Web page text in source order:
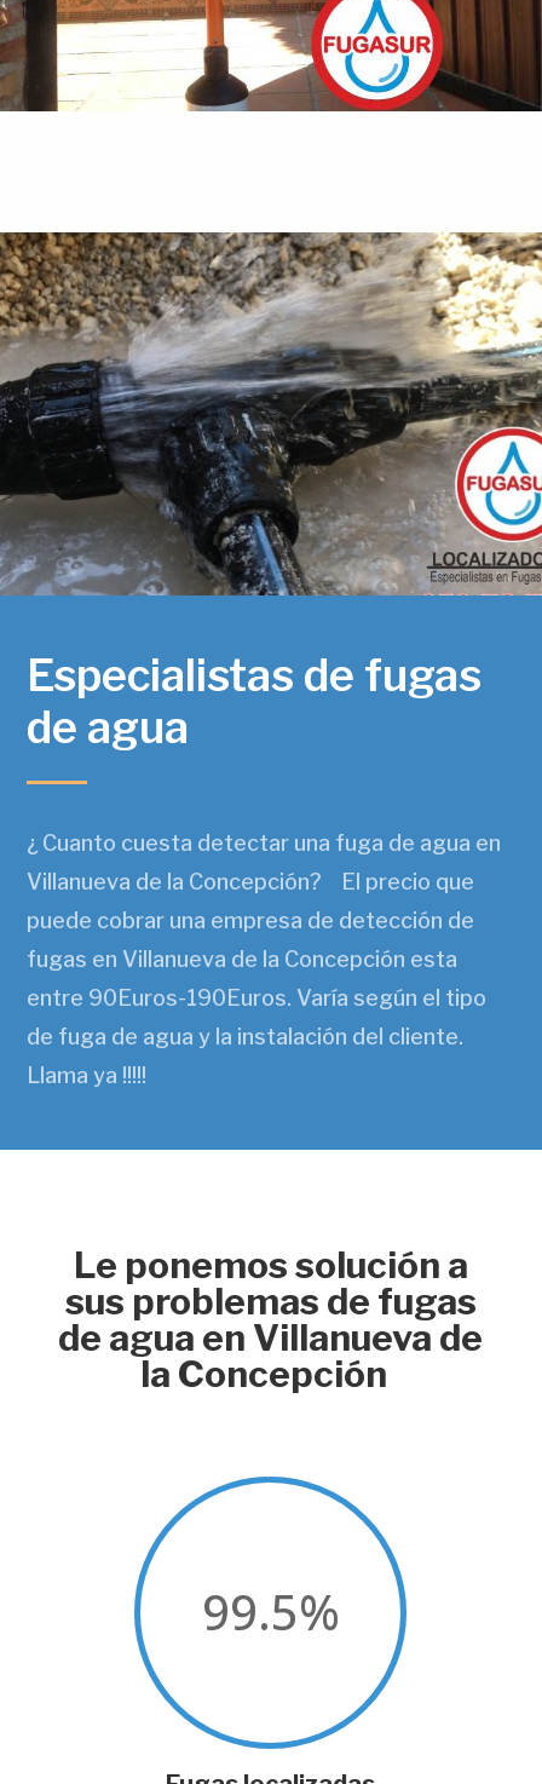
Especialistas de fugas
de agua
¿ Cuanto cuesta detectar una fuga de agua en
Villanueva de la Concepción? El precio que
puede cobrar una empresa de detección de
fugas en Villanueva de la Concepción esta
entre 90Euros-190Euros. Varía según el tipo
de fuga de agua y la instalación del cliente.
Llama ya !!!!!
Le ponemos solución a
sus problemas de fugas
de agua en Villanueva de
la Concepción
99.5%